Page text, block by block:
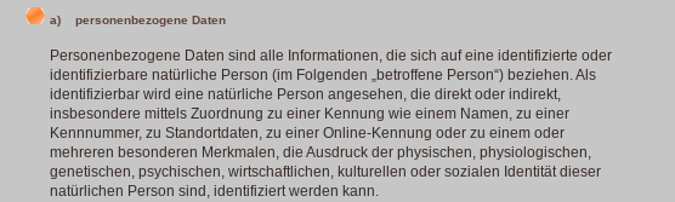
a) personenbezogene Daten
Personenbezogene Daten sind alle Informationen, die sich auf eine identifizierte oder
identifizierbare natürliche Person (im Folgenden „betroffene Person“) beziehen. Als
identifizierbar wird eine natürliche Person angesehen, die direkt oder indirekt,
insbesondere mittels Zuordnung zu einer Kennung wie einem Namen, zu einer
Kennnummer, zu Standortdaten, zu einer Online-Kennung oder zu einem oder
mehreren besonderen Merkmalen, die Ausdruck der physischen, physiologischen,
genetischen, psychischen, wirtschaftlichen, kulturellen oder sozialen Identität dieser
natürlichen Person sind, identifiziert werden kann.